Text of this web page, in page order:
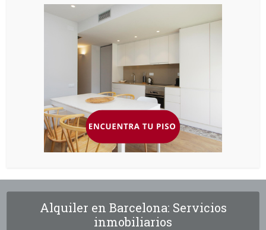
Alquiler en Barcelona: Servicios
inmobiliarios